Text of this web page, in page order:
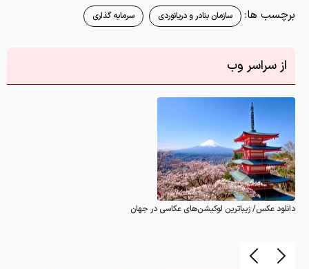
برچسب ها: سازمان بنادر و دریانوردی سرمایه گذاری
از سراسر وب
دانلود عکس/ زیباترین لوکیشن‌های عکاسی در جهان